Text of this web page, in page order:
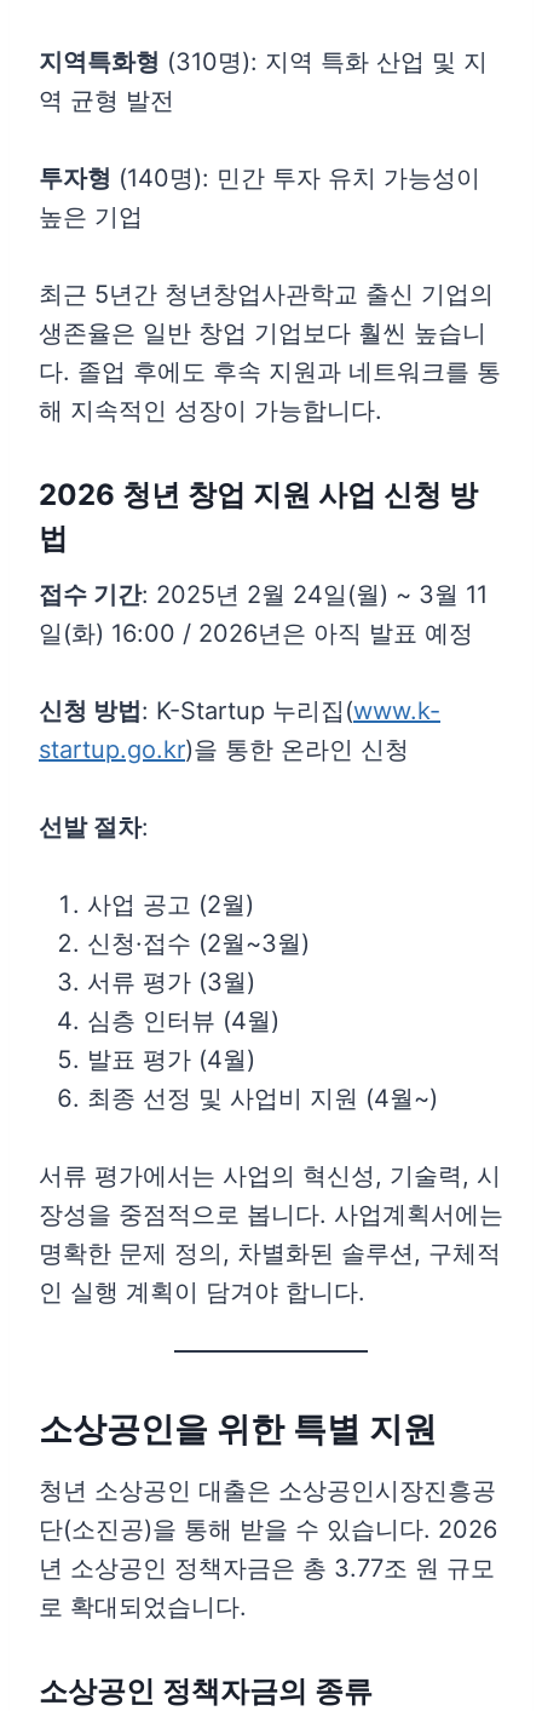
지역특화형 (310명): 지역 특화 산업 및 지
역 균형 발전
투자형 (140명): 민간 투자 유치 가능성이
높은 기업
최근 5년간 청년창업사관학교 출신 기업의
생존율은 일반 창업 기업보다 훨씬 높습니
다. 졸업 후에도 후속 지원과 네트워크를 통
해 지속적인 성장이 가능합니다.
2026 청년 창업 지원 사업 신청 방
법
접수 기간: 2025년 2월 24일(월) ~ 3월 11
일(화) 16:00 / 2026년은 아직 발표 예정
신청 방법: K-Startup 누리집(www.k-
startup.go.kr)을 통한 온라인 신청
선발 절차:
사업 공고 (2월)
신청·접수 (2월~3월)
서류 평가 (3월)
심층 인터뷰 (4월)
발표 평가 (4월)
최종 선정 및 사업비 지원 (4월~)
서류 평가에서는 사업의 혁신성, 기술력, 시
장성을 중점적으로 봅니다. 사업계획서에는
명확한 문제 정의, 차별화된 솔루션, 구체적
인 실행 계획이 담겨야 합니다.
소상공인을 위한 특별 지원
청년 소상공인 대출은 소상공인시장진흥공
단(소진공)을 통해 받을 수 있습니다. 2026
년 소상공인 정책자금은 총 3.77조 원 규모
로 확대되었습니다.
소상공인 정책자금의 종류